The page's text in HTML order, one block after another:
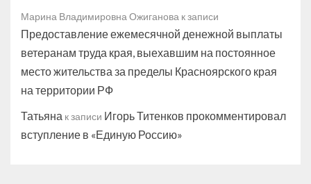
Марина Владимировна Ожиганова к записи
Предоставление ежемесячной денежной выплаты
ветеранам труда края, выехавшим на постоянное
место жительства за пределы Красноярского края
на территории РФ
Татьяна к записи Игорь Титенков прокомментировал
вступление в «Единую Россию»